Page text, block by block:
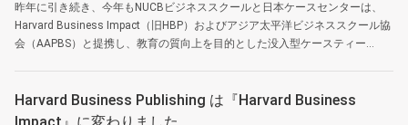
昨年に引き続き、今年もNUCBビジネススクールと日本ケースセンターは、
Harvard Business Impact（旧HBP）およびアジア太平洋ビジネススクール協
会（AAPBS）と提携し、教育の質向上を目的とした没入型ケースティー...
Harvard Business Publishing は『Harvard Business